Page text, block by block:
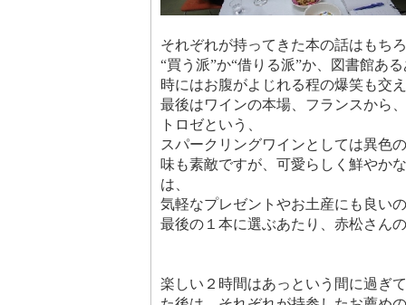
それぞれが持ってきた本の話はもち
“買う派”か“借りる派”か、図書館あ
時にはお腹がよじれる程の爆笑も交
最後はワインの本場、フランスから
トロゼという、
スパークリングワインとしては異色
味も素敵ですが、可愛らしく鮮やか
は、
気軽なプレゼントやお土産にも良い
最後の１本に選ぶあたり、赤松さん
楽しい２時間はあっという間に過ぎ